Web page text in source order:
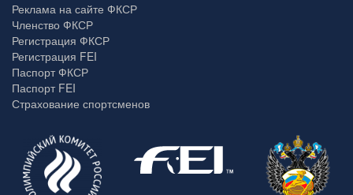
Реклама на сайте ФКСР
Членство ФКСР
Регистрация ФКСР
Регистрация FEI
Паспорт ФКСР
Паспорт FEI
Страхование спортсменов